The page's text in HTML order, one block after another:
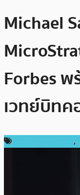
Michael
Forbes
เวทย์บิทค
,